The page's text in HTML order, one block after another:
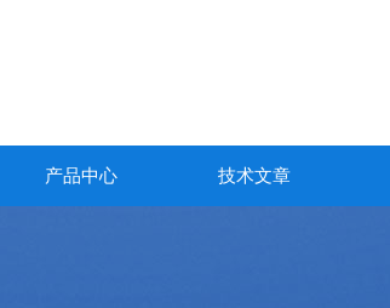
产品中心 技术文章